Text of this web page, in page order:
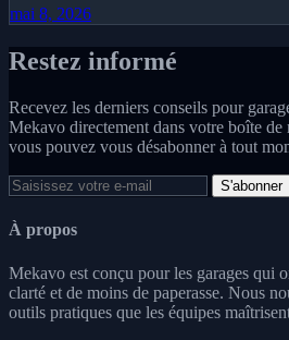
mai 8, 2026
Restez informé
Recevez les derniers conseils pour
Mekavo directement dans votre boîte de
vous pouvez vous désabonner à tout
S'abonner
À propos
Mekavo est conçu pour les garages qui
clarté et de moins de paperasse. Nous
outils pratiques que les équipes